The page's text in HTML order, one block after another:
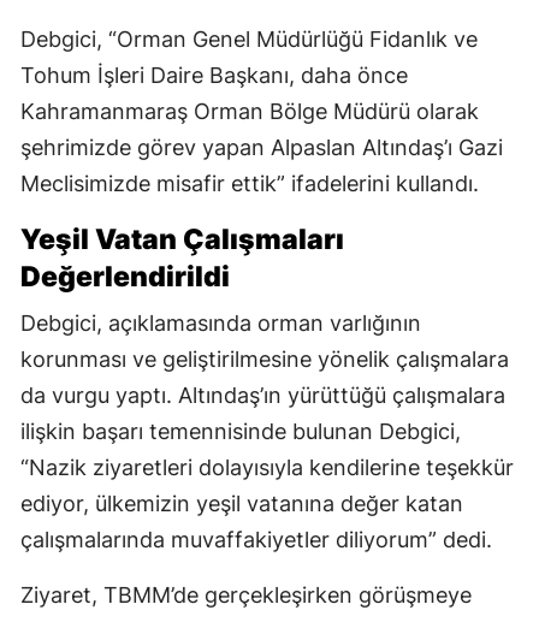
Debgici, “Orman Genel Müdürlüğü Fidanlık ve
Tohum İşleri Daire Başkanı, daha önce
Kahramanmaraş Orman Bölge Müdürü olarak
şehrimizde görev yapan Alpaslan Altındaş’ı Gazi
Meclisimizde misafir ettik” ifadelerini kullandı.
Yeşil Vatan Çalışmaları
Değerlendirildi
Debgici, açıklamasında orman varlığının
korunması ve geliştirilmesine yönelik çalışmalara
da vurgu yaptı. Altındaş’ın yürüttüğü çalışmalara
ilişkin başarı temennisinde bulunan Debgici,
“Nazik ziyaretleri dolayısıyla kendilerine teşekkür
ediyor, ülkemizin yeşil vatanına değer katan
çalışmalarında muvaffakiyetler diliyorum” dedi.
Ziyaret, TBMM’de gerçekleşirken görüşmeye